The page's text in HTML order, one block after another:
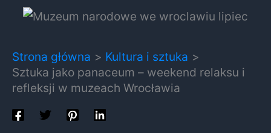
Strona główna
Kultura i sztuka
Sztuka jako panaceum – weekend relaksu i
refleksji w muzeach Wrocławia